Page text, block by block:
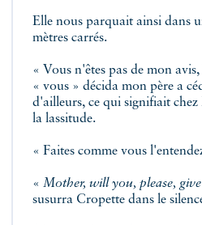
Elle nous parquait ainsi dans
mètres carrés.
« Vous n'êtes pas de mon avis,
« vous » décida mon père a
d'ailleurs, ce qui signifiait
la lassitude.
« Faites comme vous
« Mother, will you, please,
susurra Cropette dans le